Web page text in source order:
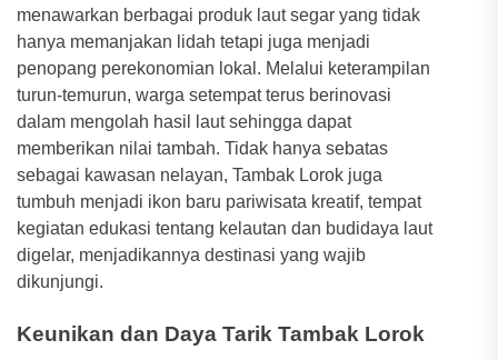
menawarkan berbagai produk laut segar yang tidak
hanya memanjakan lidah tetapi juga menjadi
penopang perekonomian lokal. Melalui keterampilan
turun-temurun, warga setempat terus berinovasi
dalam mengolah hasil laut sehingga dapat
memberikan nilai tambah. Tidak hanya sebatas
sebagai kawasan nelayan, Tambak Lorok juga
tumbuh menjadi ikon baru pariwisata kreatif, tempat
kegiatan edukasi tentang kelautan dan budidaya laut
digelar, menjadikannya destinasi yang wajib
dikunjungi.
Keunikan dan Daya Tarik Tambak Lorok